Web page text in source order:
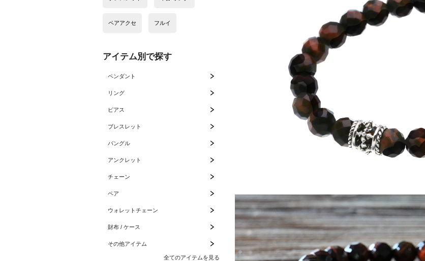
アイテム別で探す
ペンダント
リング
ピアス
ブレスレット
バングル
アンクレット
チェーン
ペア
ウォレットチェーン
財布 / ケース
その他アイテム
全てのアイテムを見る